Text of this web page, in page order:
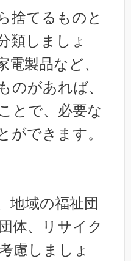
捨てるものと
類しましょ
電製品など、
のがあれば、
とで、必要な
ができます。
地域の福祉団
体、リサイク
慮しましょ